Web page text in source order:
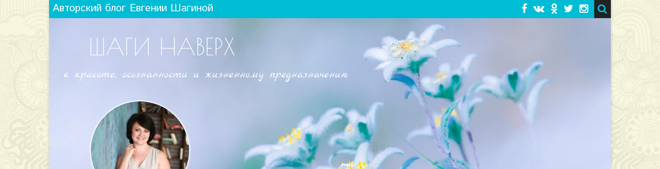
Авторский блог Евгении Шагиной
ШАГИ НАВЕРХ
к красоте, осознанности и жизненному предназначению